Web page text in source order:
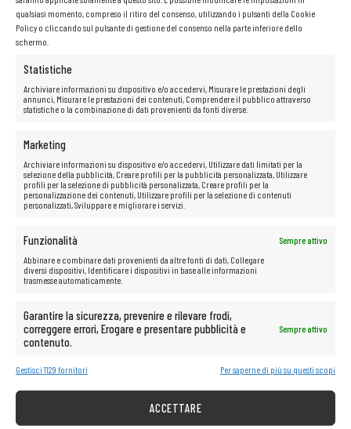
qualsiasi momento, compreso il ritiro del consenso, utilizzando i pulsanti della Cookie
Policy o cliccando sul pulsante di gestione del consenso nella parte inferiore dello
schermo.
Statistiche
Archiviare informazioni su dispositivo e/o accedervi, Misurare le prestazioni degli
annunci, Misurare le prestazioni dei contenuti, Comprendere il pubblico attraverso
statistiche o la combinazione di dati provenienti da fonti diverse.
Marketing
Archiviare informazioni su dispositivo e/o accedervi, Utilizzare dati limitati per la
selezione della pubblicità, Creare profili per la pubblicità personalizzata, Utilizzare
profili per la selezione di pubblicità personalizzata, Creare profili per la
personalizzazione dei contenuti, Utilizzare profili per la selezione di contenuti
personalizzati, Sviluppare e migliorare i servizi.
Funzionalità
Sempre attivo
Abbinare e combinare dati provenienti da altre fonti di dati, Collegare
diversi dispositivi, Identificare i dispositivi in base alle informazioni
trasmesse automaticamente.
Garantire la sicurezza, prevenire e rilevare frodi,
correggere errori, Erogare e presentare pubblicità e
contenuto.
Sempre attivo
Gestisci 1129 fornitori Per saperne di più su questi scopi
ACCETTARE
GB 128 GB SSD
Non è stato trovato nessun prodotto che corrisponde alla tua
selezione.
INFORMAZIONE
Gestisci i cookie
Politica sulla riservatezza
ASSISTENZA CLIENTI
Consegna
Reclamo sull’attrezzatura acquistata
IT REMARKETING